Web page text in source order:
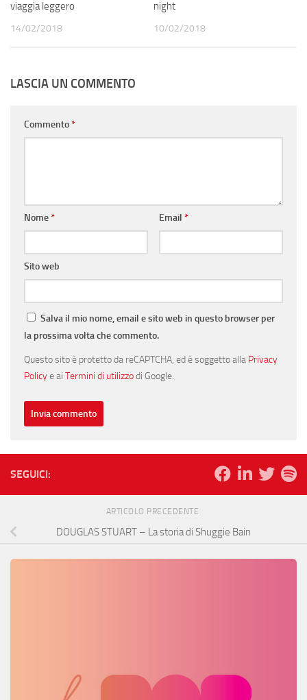
viaggia leggero
14/02/2018
night
10/02/2018
LASCIA UN COMMENTO
Commento*
Nome* Email *
Sito web
Salva il mio nome, email e sito web in questo browser per
la prossima volta che commento.
Questo sito è protetto da reCAPTCHA, ed è soggetto alla Privacy
Policye ai Termini di utilizzodi Google.
SEGUICI:
ARTICOLO PRECEDENTE
DOUGLAS STUART – La storia di Shuggie Bain